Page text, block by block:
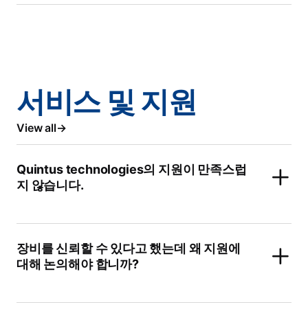
서비스 및 지원
View all
Quintus technologies의 지원이 만족스럽
지 않습니다.
장비를 신뢰할 수 있다고 했는데 왜 지원에
대해 논의해야 합니까?